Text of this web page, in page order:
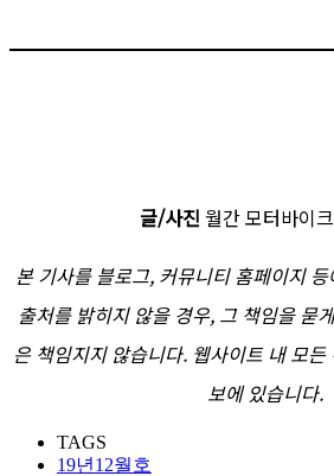
글/사진 월간 모터바이
본 기사를 블로그, 커뮤니티 홈페이지
출처를 밝히지 않을 경우, 그 책임을 묻
은 책임지지 않습니다. 웹사이트 내 모
보에 있습니다.
TAGS
19년12월호